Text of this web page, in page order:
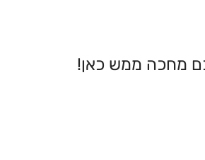
מחכה ממש כאן!